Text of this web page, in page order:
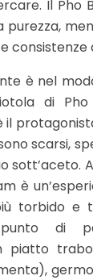
Il Pho
purezza,
consistenze
è nel
di
il
scarsi,
sott’aceto.
è
torbido e
di
piatto